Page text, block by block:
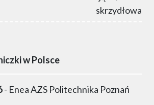
skrzydłowa
w Polsce
- Enea AZS Politechnika Poznań